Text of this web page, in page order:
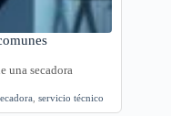
una secadora
servicio técnico